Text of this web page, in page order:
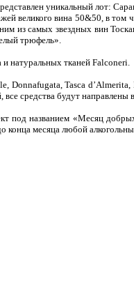
уникальный лот:
великого вина 50&50, в
из самых звездных вин
трюфель».
натуральных тканей Falconeri.
Donnafugata, Tasca
средства будут
под названием «Месяц
месяца любой